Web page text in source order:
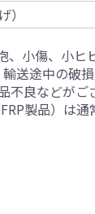
小傷、小
送途中の破
良などが
製品）は